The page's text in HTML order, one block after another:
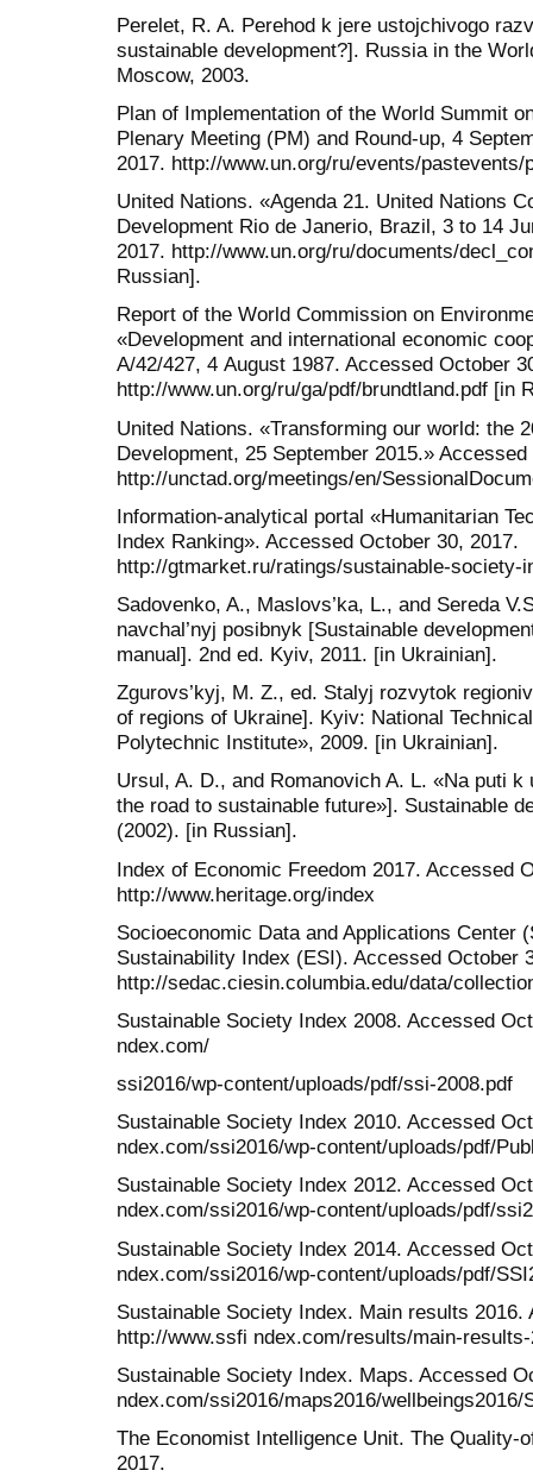
Perelet, R. A. Perehod k jere ustojchivogo
sustainable development?]. Russia in the
Moscow, 2003.
Plan of Implementation of the World Summit
Plenary Meeting (PM) and Round-up, 4
2017. http://www.un.org/ru/events/
United Nations. «Agenda 21. United Nations
Development Rio de Janerio, Brazil, 3 to 14
2017. http://www.un.org/ru/documents/
Russian].
Report of the World Commission on
«Development and international economic
А/42/427, 4 August 1987. Accessed October
http://www.un.org/ru/ga/pdf/brundtland.pdf [in
United Nations. «Transforming our world: the
Development, 25 September 2015.»
http://unctad.org/meetings/en/
Information-analytical portal «Humanitarian
Index Ranking». Accessed October 30, 2017.
http://gtmarket.ru/ratings/sustainable-society-
Sadovenko, A., Maslovs’ka, L., and Sereda
navchal’nyj posibnyk [Sustainable
manual]. 2nd ed. Kyiv, 2011. [in Ukrainian].
Zgurovs’kyj, M. Z., ed. Stalyj rozvytok
of regions of Ukraine]. Kyiv: National
Polytechnic Institute», 2009. [in Ukrainian].
Ursul, A. D., and Romanovich A. L. «Na puti
the road to sustainable future»]. Sustainable
(2002). [in Russian].
Index of Economic Freedom 2017. Accessed
http://www.heritage.org/index
Socioeconomic Data and Applications Center
Sustainability Index (ESI). Accessed October
http://sedac.ciesin.columbia.edu/data/
Sustainable Society Index 2008. Accessed
ndex.com/
ssi2016/wp-content/uploads/pdf/ssi-2008.pdf
Sustainable Society Index 2010. Accessed
ndex.com/ssi2016/wp-content/uploads/pdf/
Sustainable Society Index 2012. Accessed
ndex.com/ssi2016/wp-content/uploads/pdf/
Sustainable Society Index 2014. Accessed
ndex.com/ssi2016/wp-content/uploads/pdf/
Sustainable Society Index. Main results
http://www.ssfi ndex.com/results/main-
Sustainable Society Index. Maps. Accessed
ndex.com/ssi2016/maps2016/wellbeings2016/
The Economist Intelligence Unit. The Quality-
2017.